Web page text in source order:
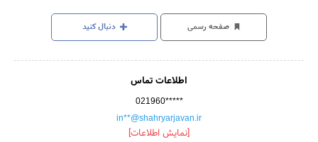
صفحه رسمی دنبال کنید
اطلاعات تماس
021960*****
in**@shahryarjavan.ir
[نمایش اطلاعات]